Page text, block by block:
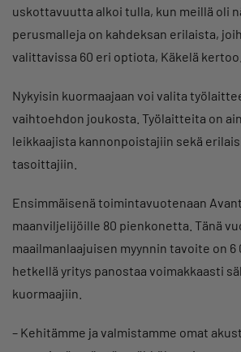
uskottavuutta alkoi tulla, kun meillä oli
perusmalleja on kahdeksan erilaista,
valittavissa 60 eri optiota, Käkelä kertoo.
Nykyisin kuormaajaan voi valita
vaihtoehdon joukosta. Työlaitteita on
leikkaajista kannonpoistajiin sekä
tasoittajiin.
Ensimmäisenä toimintavuotenaan
maanviljelijöille 80 pienkonetta. Tänä
maailmanlaajuisen myynnin tavoite on 6
hetkellä yritys panostaa voimakkaasti
kuormaajiin.
– Kehitämme ja valmistamme omat